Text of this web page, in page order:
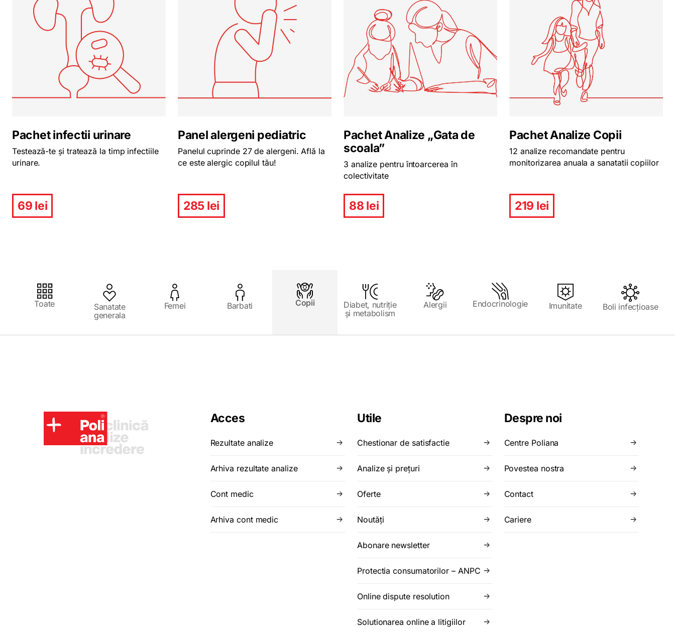
Pachet infectii urinare
Testează-te și tratează la timp infectiile
urinare.
69 lei
Panel alergeni pediatric
Panelul cuprinde 27 de alergeni. Află la
ce este alergic copilul tău!
285 lei
Pachet Analize „Gata de
scoala”
3 analize pentru întoarcerea în
colectivitate
88 lei
Pachet Analize Copii
12 analize recomandate pentru
monitorizarea anuala a sanatatii copiilor
219 lei
Toate
Sanatate
generala
Femei Barbati Copii
Diabet, nutriție
și metabolism
Alergii Endocrinologie Imunitate Boli infecțioase
Acces
Rezultate analize
Arhiva rezultate analize
Cont medic
Arhiva cont medic
Utile
Chestionar de satisfactie
Analize şi preţuri
Oferte
Noutăţi
Abonare newsletter
Protectia consumatorilor – ANPC
Online dispute resolution
Solutionarea online a litigiilor
Despre noi
Centre Poliana
Povestea nostra
Contact
Cariere